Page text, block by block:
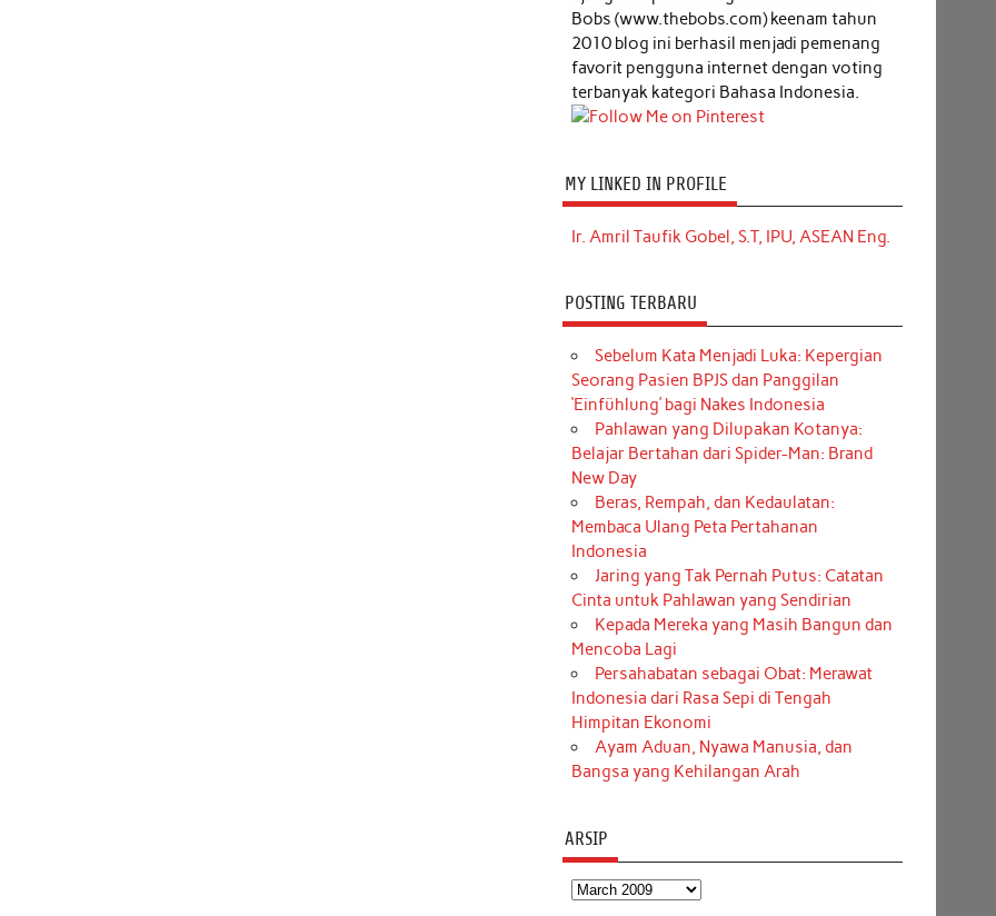
Bobs (www.thebobs.com) keenam tahun
2010 blog ini berhasil menjadi pemenang
favorit pengguna internet dengan voting
terbanyak kategori Bahasa Indonesia.
MY LINKED IN PROFILE
Ir. Amril Taufik Gobel, S.T, IPU, ASEAN Eng.
POSTING TERBARU
Sebelum Kata Menjadi Luka: Kepergian
Seorang Pasien BPJS dan Panggilan
‘Einfühlung’ bagi Nakes Indonesia
Pahlawan yang Dilupakan Kotanya:
Belajar Bertahan dari Spider-Man: Brand
New Day
Beras, Rempah, dan Kedaulatan:
Membaca Ulang Peta Pertahanan
Indonesia
Jaring yang Tak Pernah Putus: Catatan
Cinta untuk Pahlawan yang Sendirian
Kepada Mereka yang Masih Bangun dan
Mencoba Lagi
Persahabatan sebagai Obat: Merawat
Indonesia dari Rasa Sepi di Tengah
Himpitan Ekonomi
Ayam Aduan, Nyawa Manusia, dan
Bangsa yang Kehilangan Arah
ARSIP
Arsip